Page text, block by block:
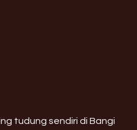
tudung sendiri di Bangi